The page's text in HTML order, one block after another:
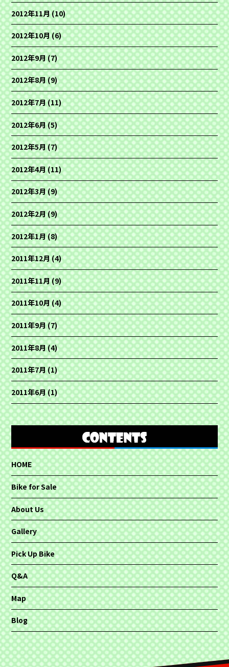
2012年11月(10)
2012年10月(6)
2012年9月(7)
2012年8月(9)
2012年7月(11)
2012年6月(5)
2012年5月(7)
2012年4月(11)
2012年3月(9)
2012年2月(9)
2012年1月(8)
2011年12月(4)
2011年11月(9)
2011年10月(4)
2011年9月(7)
2011年8月(4)
2011年7月(1)
2011年6月(1)
HOME
Bike for Sale
About Us
Gallery
Pick Up Bike
Q&A
Map
Blog